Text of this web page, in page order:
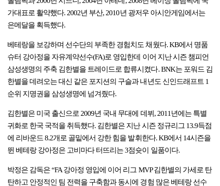
가대표로 활약했다. 2002년 부산, 2010년 광저우 아시안게임에서는
은메달을 획득했다.
베테랑을 보강하며 선수단의 부족한 경험치도 채웠다. KB에서 명품
슈터 강아정을 자유계약선수(FA)로 영입한데 이어 지난 시즌 챔피언
삼성생명의 주축 김한별을 트레이드로 합류시켰다. BNK는 포워드 김
한별을 데려오는 대신 같은 포지션의 구슬과 내년도 신인드래프트 1
순위 지명권을 삼성생명에 넘겨줬다.
김한별은 미국 출신으로 2009년 국내 무대에 데뷔, 2011년에는 특별
귀화로 한국 국적을 취득했다. 김한별은 지난 시즌 정규리그 13.9득점
에 리바운드 8.2개로 골밑에서 강한 힘을 발휘한다. KB에서 14시즌을
뛴 베테랑 강아정은 고비마다 터뜨리는 3점슛이 일품이다.
박정은 감독은 “FA 강아정 영입에 이어 리그 MVP 김한별의 가세로 탄
탄하고 안정적인 팀 전력을 구축함과 동시에 경험 많은 베테랑 선수